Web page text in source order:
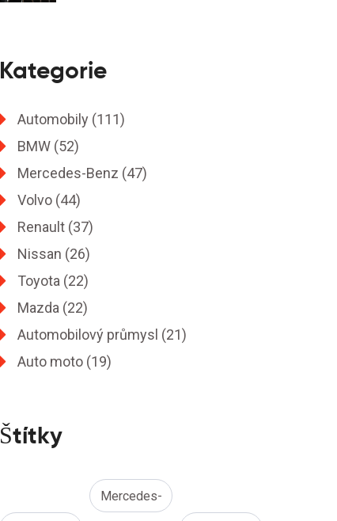
Kategorie
Automobily (111)
BMW (52)
Mercedes-Benz (47)
Volvo (44)
Renault (37)
Nissan (26)
Toyota (22)
Mazda (22)
Automobilový průmysl (21)
Auto moto (19)
Štítky
Mercedes-